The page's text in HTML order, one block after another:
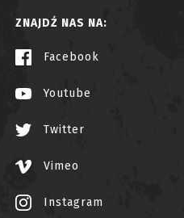
ZNAJDŹ NAS NA:
Facebook
Youtube
Twitter
Vimeo
Instagram